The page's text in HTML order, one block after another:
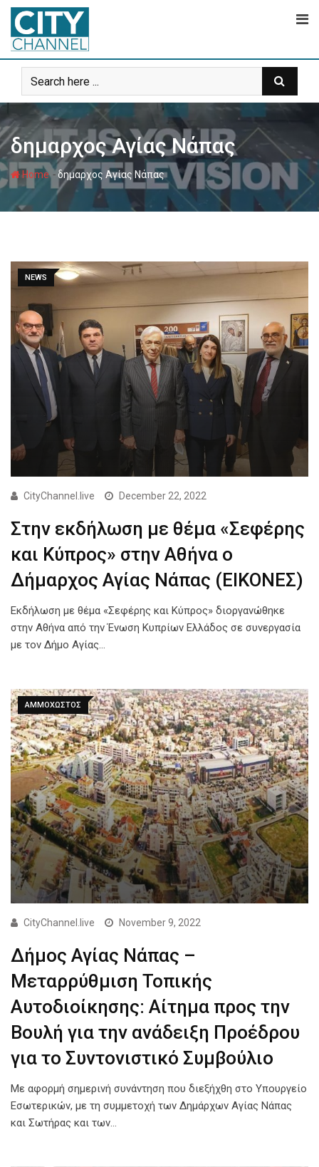
Skip
content
δημαρχος Αγίας Νάπας
Home-δημαρχος Αγίας Νάπας
NEWS
CityChannel.live December 22, 2022
Στην εκδήλωση με θέμα «Σεφέρης
και Κύπρος» στην Αθήνα ο
Δήμαρχος Αγίας Νάπας (ΕΙΚΟΝΕΣ)
Εκδήλωση με θέμα «Σεφέρης και Κύπρος» διοργανώθηκε
στην Αθήνα από την Ένωση Κυπρίων Ελλάδος σε συνεργασία
με τον Δήμο Αγίας…
ΑΜΜΟΧΩΣΤΟΣ
CityChannel.live November 9, 2022
Δήμος Αγίας Νάπας –
Μεταρρύθμιση Τοπικής
Αυτοδιοίκησης: Αίτημα προς την
Βουλή για την ανάδειξη Προέδρου
για το Συντονιστικό Συμβούλιο
Με αφορμή σημερινή συνάντηση που διεξήχθη στο Υπουργείο
Εσωτερικών, με τη συμμετοχή των Δημάρχων Αγίας Νάπας
και Σωτήρας και των…